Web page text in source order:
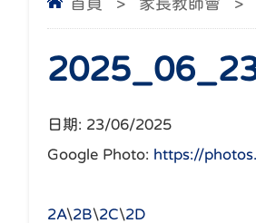
首頁 > 家長教師會 >
日期: 23/06/2025
Google Photo: https://
2A\2B\2C\2D